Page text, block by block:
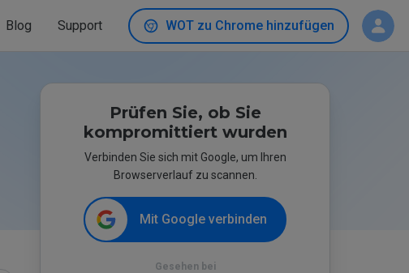
Blog Support WOT zu Chrome hinzufügen
Prüfen Sie, ob Sie
kompromittiert wurden
Verbinden Sie sich mit Google, um Ihren
Browserverlauf zu scannen.
Mit Google verbinden
Gesehen bei